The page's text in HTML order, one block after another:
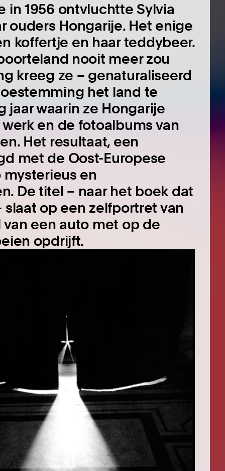
in 1956 ontvluchtte Sylvia
ouders Hongarije. Het enige
koffertje en haar teddybeer.
nooit meer zou
kreeg ze – genaturaliseerd
het land te
jaar waarin ze Hongarije
en de fotoalbums van
Het resultaat, een
met de Oost-Europese
mysterieus en
De titel – naar het boek dat
op een zelfportret van
een auto met op de
opdrijft.